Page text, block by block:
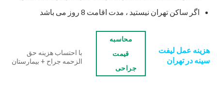
اگر ساکن تهران نیستید ، مدت اقامت 8 روز می باشد
هزینه عمل لیفت
سینه در تهران
محاسبه
قیمت
جراحی
با احتساب هزینه حق
الزحمه جراح + بیمارستان